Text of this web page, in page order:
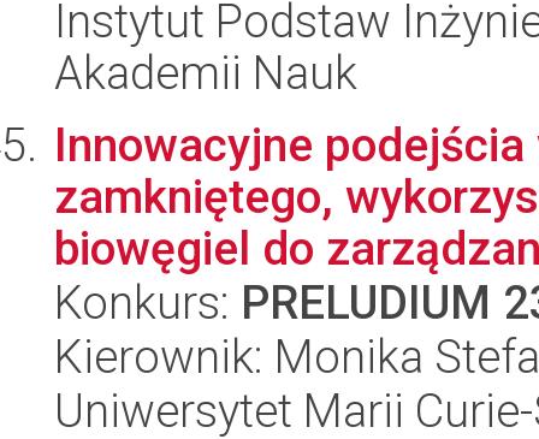
Instytut Podstaw
Akademii Nauk
Innowacyjne
zamkniętego,
biowęgiel do
Konkurs: PRELUDIUM
Kierownik: Monika
Uniwersytet Marii